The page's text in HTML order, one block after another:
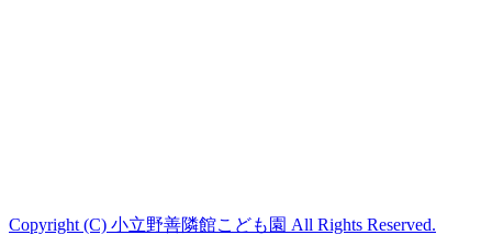
Copyright (C) 小立野善隣館こども園 All Rights Reserved.